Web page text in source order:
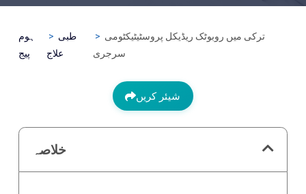
ہوم
پیج
طبی
علاج
سرجری
شیئر کریں
خلاصہ